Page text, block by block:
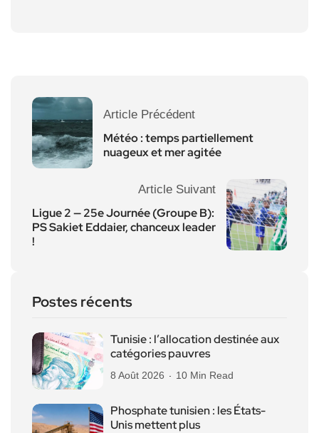
Article Précédent
Météo : temps partiellement
nuageux et mer agitée
Article Suivant
Ligue 2 — 25e Journée (Groupe B):
PS Sakiet Eddaier, chanceux leader
!
Postes récents
Tunisie : l’allocation destinée aux
catégories pauvres
8 Août 2026 10 Min Read
Phosphate tunisien : les États-
Unis mettent plus